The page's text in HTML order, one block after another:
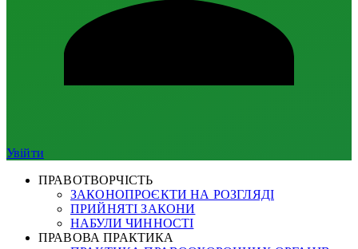
Увійти
ПРАВОТВОРЧІСТЬ
ЗАКОНОПРОЄКТИ НА РОЗГЛЯДІ
ПРИЙНЯТІ ЗАКОНИ
НАБУЛИ ЧИННОСТІ
ПРАВОВА ПРАКТИКА